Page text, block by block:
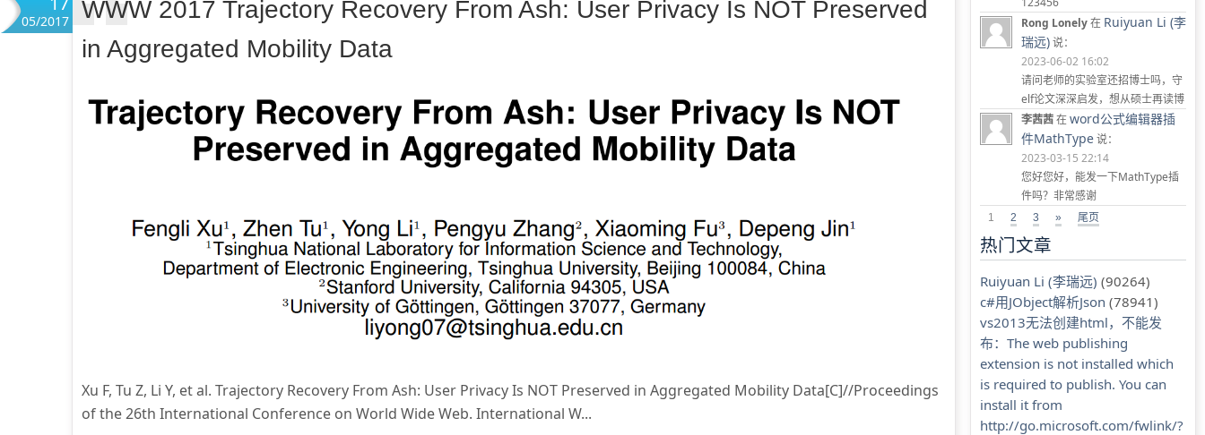
Rong Lonely在 Ruiyuan Li (李
瑞远)说：
2023-06-02 16:02
请问老师的实验室还招博士吗，守
elf论文深深启发，想从硕士再读博
李茜茜在word公式编辑器插
件MathType说：
2023-03-15 22:14
您好您好，能发一下MathType插
件吗？非常感谢
1 2 3 » 尾页
热门文章
Ruiyuan Li (李瑞远) (90264)
c#用JObject解析Json (78941)
vs2013无法创建html，不能发
布：The web publishing
extension is not installed which
is required to publish. You can
install it from
http://go.microsoft.com/fwlink/?
05/2017
WWW 2017 Trajectory Recovery From Ash: User Privacy Is NOT Preserved
in Aggregated Mobility Data
Xu F, Tu Z, Li Y, et al. Trajectory Recovery From Ash: User Privacy Is NOT Preserved in Aggregated Mobility Data[C]//Proceedings
of the 26th International Conference on World Wide Web. International W...